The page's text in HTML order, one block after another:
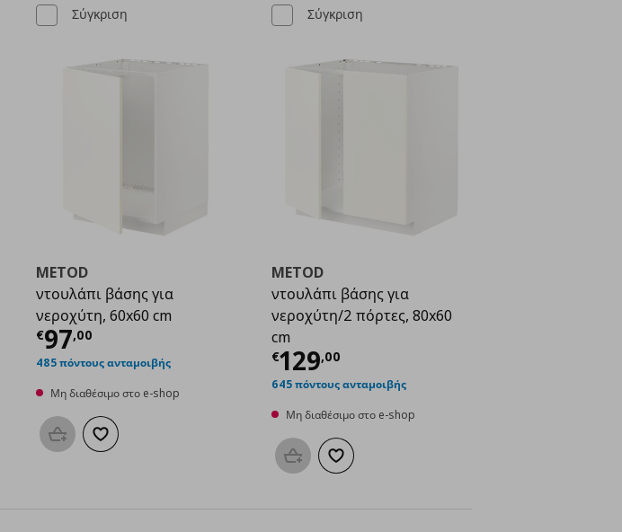
€ 318,00
Σύγκριση
METOD
ντουλάπι βάσης για
νεροχύτη, 60x60 cm
€97,00
Τρέχουσα τιμή € 97,00
485 πόντους ανταμοιβής
Μη διαθέσιμο στο e-shop
Προσθήκη στο καλάθι
Προσθήκη στα αγαπημένα
Σύγκριση
METOD
ντουλάπι βάσης για
νεροχύτη/2 πόρτες, 80x60
cm
€129,00
Τρέχουσα τιμή
645 πόντους ανταμοιβής
Μη διαθέσιμο στο e-shop
Προσθήκη στο καλάθι
Προσθήκη στα αγαπημένα